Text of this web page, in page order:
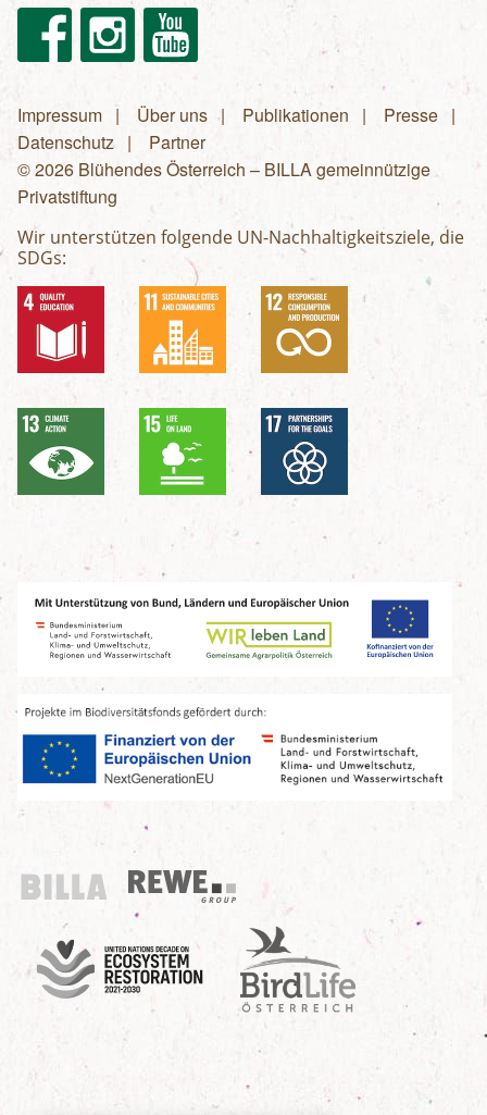
FacebookInstagram Youtube
Fußzeilenmenü
Impressum Über uns Publikationen
Presse
Datenschutz
Partner
© 2026 Blühendes Österreich – BILLA gemeinnützige
Privatstiftung
Wir unterstützen folgende UN-Nachhaltigkeitsziele, die
SDGs:
Billa
REWE Group
UN Decade
Birdlife